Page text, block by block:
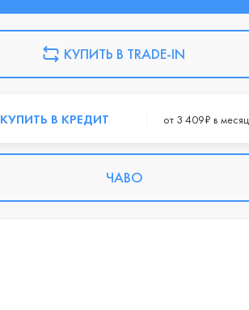
КУПИТЬ В TRADE-IN
КУПИТЬ В КРЕДИТ от 3 409₽ в месяц
ЧАВО